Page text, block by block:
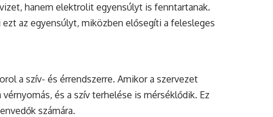
hanem elektrolit egyensúlyt is fenntartanak.
az egyensúlyt, miközben elősegíti a felesleges
a szív- és érrendszerre. Amikor a szervezet
és a szív terhelése is mérséklődik. Ez
számára.